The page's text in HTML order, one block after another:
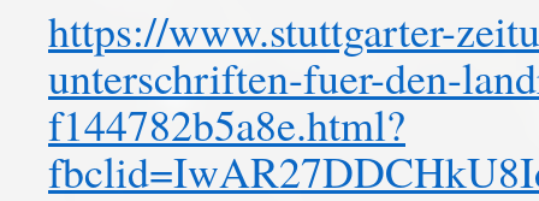
https://www.stuttgarter-
unterschriften-fuer-den-
f144782b5a8e.html?